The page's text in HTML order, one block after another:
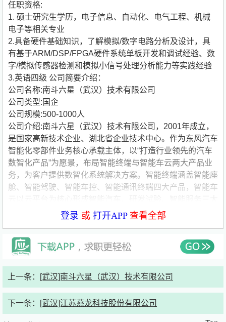
任职资格:
1. 硕士研究生学历，电子信息、自动化、电气工程、机械
电子等相关专业
2.具备硬件基础知识，了解模拟/数字电路分析及设计，具
有基于ARM/DSP/FPGA硬件系统单板开发和调试经验、数
字/模拟传感器检测和模拟小信号处理分析能力等实践经验
3.英语四级 公司简要介绍：
公司名称:南斗六星（武汉）技术有限公司
公司类型:国企
公司规模:500-1000人
公司介绍:南斗六星（武汉）技术有限公司，2001年成立，
是国家高新技术企业、湖北省企业技术中心。作为东风汽车
智能化零部件业务核心承载主体，以“打造行业领先的汽车
数智化产品”为愿景，布局智能终端与智能车云两大产品业
务，为客户提供数智化系统解决方案。智能终端涵盖智能座
舱、智能驾驶、智能车控、智能通讯终端四大产品，智能车
得多项认证与资质，通过双体系管理，多次获汽车科技进步
奖，拥有发明专利70余项。超前布局智能网联汽车技术产
线具备全工序自动检测等能力，形成自主产业链体系与稳定
登录 或 打开APP查看全部
上一条： [武汉]南斗六星（武汉）技术有限公司
下一条： [武汉]江苏燕龙科技股份有限公司